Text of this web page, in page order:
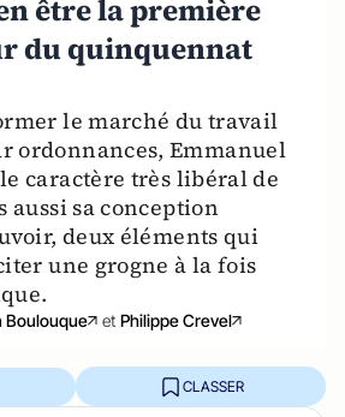
être la première
du quinquennat
le marché du travail
ordonnances, Emmanuel
caractère très libéral de
aussi sa conception
deux éléments qui
une grogne à la fois
Boulouque et Philippe Crevel
CLASSER